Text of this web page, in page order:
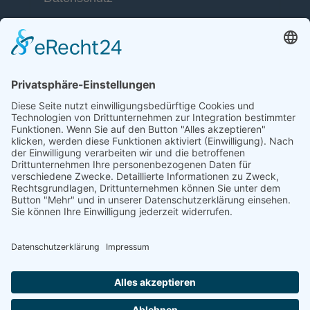
53113 Bonn
Telefon: +49 (0) 228 / 26 19 95 70
NEWSLETTER ABONNIEREN
ABONNIEREN
FOLGEN SIE UNS